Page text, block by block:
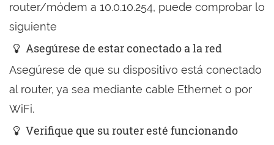
router/módem a 10.0.10.254, puede comprobar lo
siguiente
Asegúrese de estar conectado a la red
Asegúrese de que su dispositivo está conectado
al router, ya sea mediante cable Ethernet o por
WiFi.
Verifique que su router esté funcionando